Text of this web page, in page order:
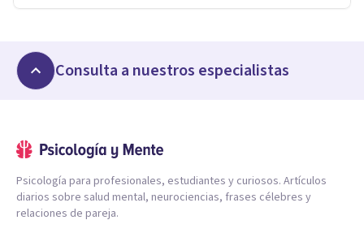
Consulta a nuestros especialistas
Psicología para profesionales, estudiantes y curiosos. Artículos
diarios sobre salud mental, neurociencias, frases célebres y
relaciones de pareja.